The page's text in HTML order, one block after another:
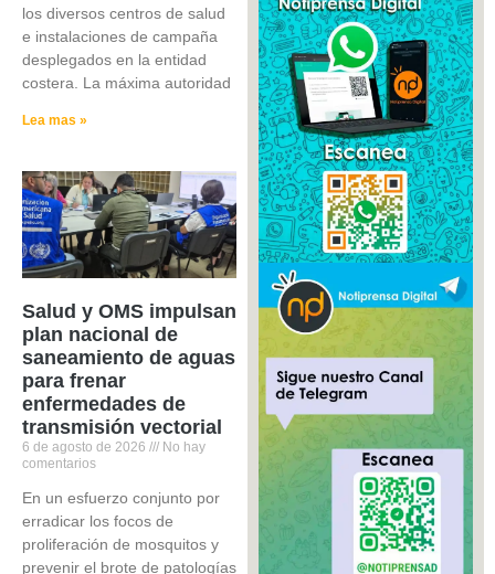
los diversos centros de salud
e instalaciones de campaña
desplegados en la entidad
costera. La máxima autoridad
Lea mas »
Salud y OMS impulsan
plan nacional de
saneamiento de aguas
para frenar
enfermedades de
transmisión vectorial
6 de agosto de 2026
No hay
comentarios
En un esfuerzo conjunto por
erradicar los focos de
proliferación de mosquitos y
prevenir el brote de patologías